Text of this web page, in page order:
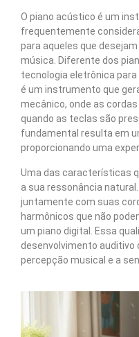
O piano acústico é um
frequentemente
para aqueles que
música. Diferente dos
tecnologia eletrônica
é um instrumento que
mecânico, onde as
quando as teclas são
fundamental resulta em
proporcionando uma
Uma das características
a sua ressonância
juntamente com suas
harmônicos que não
um piano digital. Essa
desenvolvimento auditivo
percepção musical e a